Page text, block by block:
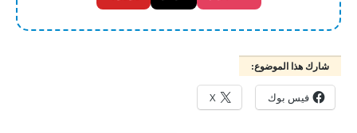
شارك هذا الموضوع:
فيس بوك X